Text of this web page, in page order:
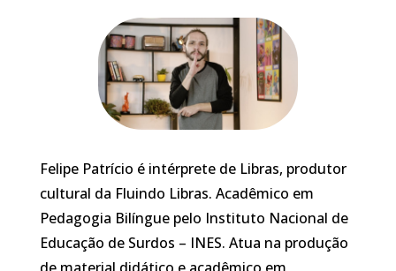
Felipe Patrício é intérprete de Libras, produtor
cultural da Fluindo Libras. Acadêmico em
Pedagogia Bilíngue pelo Instituto Nacional de
Educação de Surdos – INES. Atua na produção